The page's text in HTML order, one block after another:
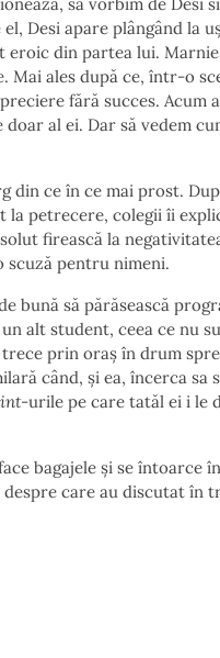
el, Desi apare plângând
eroic din partea lui.
Mai ales după ce, într-o
fără succes.
al ei. Dar să vedem
din ce în ce mai prost.
petrecere, colegii îi
firească la
scuză pentru nimeni.
bună să părăsească
alt student, ceea ce nu
prin oraș în drum
când, și ea, încerca sa
-urile pe care tatăl ei i le
bagajele și se întoarce
care au discutat în